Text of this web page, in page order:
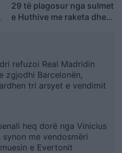
29 të plagosur nga sulmet
e Huthive me raketa dhe
refuzoi Real Madridin
zgjodhi Barcelonën,
tri arsyet e vendimit
heq dorë nga Vinicius
synon me vendosmëri
e Evertonit